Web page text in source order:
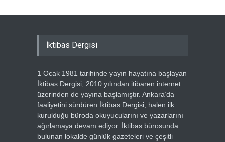
İktibas Dergisi
1 Ocak 1981 tarihinde yayın hayatına başlayan
İktibas Dergisi, 2010 yılından itibaren internet
üzerinden de yayına başlamıştır. Ankara’da
faaliyetini sürdüren İktibas Dergisi, halen ilk
kurulduğu büroda okuyucularını ve yazarlarını
ağırlamaya devam ediyor. İktibas bürosunda
bulunan lokalde günlük gazeteleri ve çeşitli